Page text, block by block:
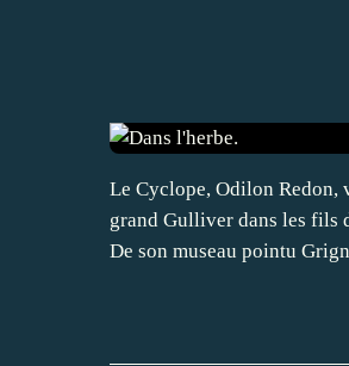
Le Cyclope, Odilon Redon,
grand Gulliver dans les fils
De son museau pointu